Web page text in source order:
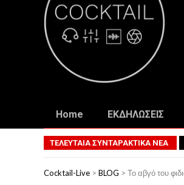
Home ΕΚΔΗΛΩΣΕΙΣ
ΤΕΛΕΥΤΑΙΑ ΣΥΝΤΑΡΑΚΤΙΚΑ ΝΕΑ
Cocktail-Live > BLOG > Το αβγό του